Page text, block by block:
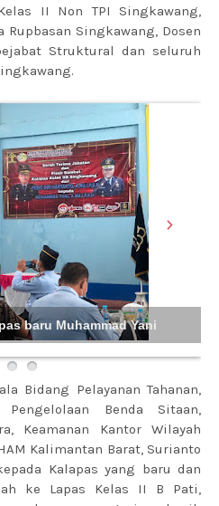
II Non TPI Singkawang,
Rupbasan Singkawang, Dosen
Struktural dan seluruh
›
baru Muhammad Yani
Bidang Pelayanan Tahanan,
Pengelolaan Benda Sitaan,
Keamanan Kantor Wilayah
Kalimantan Barat, Surianto
Kalapas yang baru dan
ke Lapas Kelas II B Pati,